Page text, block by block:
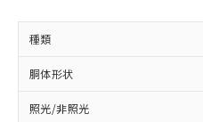
種類
胴体形状
照光/非照光